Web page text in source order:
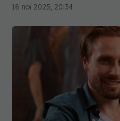
18 noi 2025, 20:34